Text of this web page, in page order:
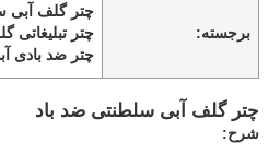
برجسته:
چتر گلف آبی
چتر تبلیغاتی
چتر ضد بادی
چتر گلف آبی سلطنتی ضد باد
شرح: